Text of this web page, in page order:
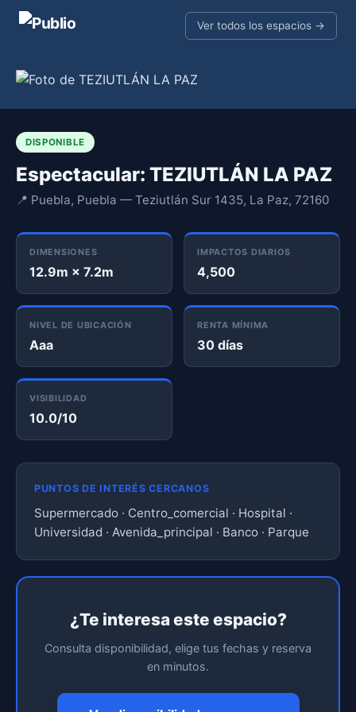
Ver todos los espacios →
DISPONIBLE
Espectacular: TEZIUTLÁN LA PAZ
📍 Puebla, Puebla — Teziutlán Sur 1435, La Paz, 72160
DIMENSIONES
12.9m × 7.2m
IMPACTOS DIARIOS
4,500
NIVEL DE UBICACIÓN
Aaa
RENTA MÍNIMA
30 días
VISIBILIDAD
10.0/10
PUNTOS DE INTERÉS CERCANOS
Supermercado · Centro_comercial · Hospital ·
Universidad · Avenida_principal · Banco · Parque
¿Te interesa este espacio?
Consulta disponibilidad, elige tus fechas y reserva
en minutos.